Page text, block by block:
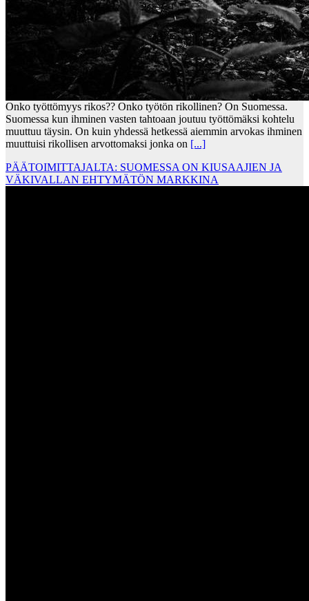
Onko työttömyys rikos?? Onko työtön rikollinen? On Suomessa.
Suomessa kun ihminen vasten tahtoaan joutuu työttömäksi kohtelu
muuttuu täysin. On kuin yhdessä hetkessä aiemmin arvokas ihminen
muuttuisi rikollisen arvottomaksi jonka on [...]
PÄÄTOIMITTAJALTA: SUOMESSA ON KIUSAAJIEN JA
VÄKIVALLAN EHTYMÄTÖN MARKKINA